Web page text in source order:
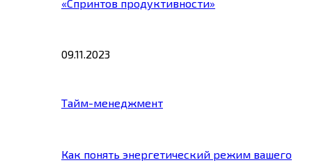
«Спринтов продуктивности»
09.11.2023
Тайм-менеджмент
Как понять энергетический режим вашего